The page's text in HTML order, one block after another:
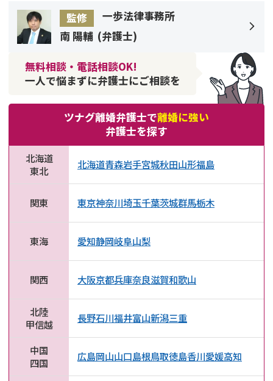
監修
一歩法律事務所
南 陽輔 (弁護士)
無料相談・電話相談OK!
一人で悩まずに弁護士にご相談を
ツナグ離婚弁護士で離婚に強い
弁護士を探す
北海道
東北
北海道青森岩手宮城秋田山形福島
関東 東京神奈川埼玉千葉茨城群馬栃木
東海 愛知静岡岐阜山梨
関西 大阪京都兵庫奈良滋賀和歌山
北陸
甲信越
長野石川福井富山新潟三重
中国
四国
広島岡山山口島根鳥取徳島香川愛媛高知